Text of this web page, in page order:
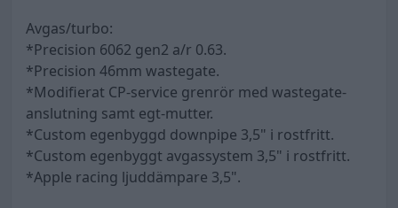
Avgas/turbo:
*Precision 6062 gen2 a/r 0.63.
*Precision 46mm wastegate.
*Modifierat CP-service grenrör med wastegate-
anslutning samt egt-mutter.
*Custom egenbyggd downpipe 3,5" i rostfritt.
*Custom egenbyggt avgassystem 3,5" i rostfritt.
*Apple racing ljuddämpare 3,5".